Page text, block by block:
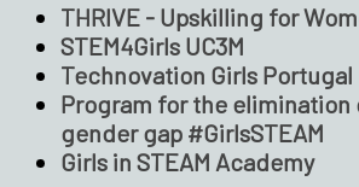
THRIVE - Upskilling for
STEM4Girls UC3M
Technovation Girls Portugal
Program for the
gender gap #GirlsSTEAM
Girls in STEAM Academy